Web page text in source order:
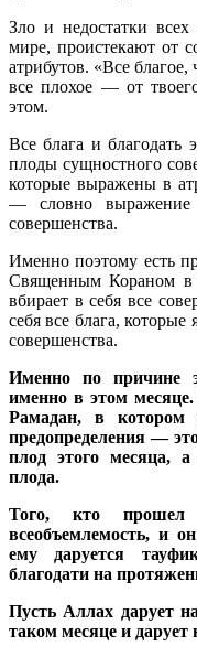
Зло и недостатки
мире, проистекают от
атрибутов. «Все
все плохое — от
этом.
Все блага и благодать
плоды сущностного
которые выражены в
— словно выражение
совершенства.
Именно поэтому есть
Священным Кораном в
вбирает в себя все
себя все блага, которые
совершенства.
Именно по причине
именно в этом
Рамадан, в
предопределения —
плод этого месяца,
плода.
Того, кто прошел
всеобъемлемость, и
ему даруется
благодати на
Пусть Аллах дарует
таком месяце и дарует